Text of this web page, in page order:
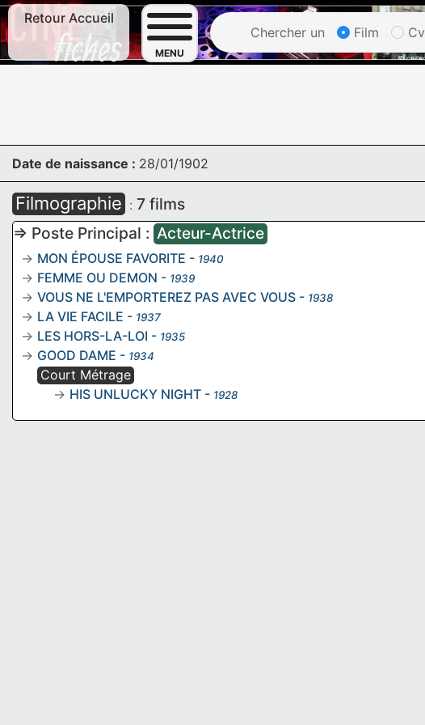
Retour Accueil
MENU
Chercher un Film Cv
Date de naissance : 28/01/1902
Filmographie : 7 films
=> Poste Principal : Acteur-Actrice
MON ÉPOUSE FAVORITE - 1940
FEMME OU DEMON - 1939
VOUS NE L'EMPORTEREZ PAS AVEC VOUS - 1938
LA VIE FACILE - 1937
LES HORS-LA-LOI - 1935
GOOD DAME - 1934
Court Métrage
HIS UNLUCKY NIGHT - 1928